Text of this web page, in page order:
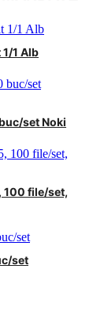
1 Alb
set Noki
100 file/set,
set